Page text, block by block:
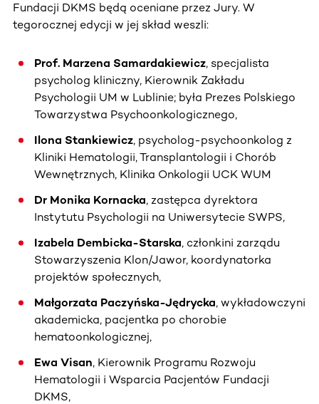
Fundacji DKMS będą oceniane przez Jury. W
tegorocznej edycji w jej skład weszli:
Prof. Marzena Samardakiewicz, specjalista
psycholog kliniczny, Kierownik Zakładu
Psychologii UM w Lublinie; była Prezes Polskiego
Towarzystwa Psychoonkologicznego,
Ilona Stankiewicz, psycholog-psychoonkolog z
Kliniki Hematologii, Transplantologii i Chorób
Wewnętrznych, Klinika Onkologii UCK WUM
Dr Monika Kornacka, zastępca dyrektora
Instytutu Psychologii na Uniwersytecie SWPS,
Izabela Dembicka-Starska, członkini zarządu
Stowarzyszenia Klon/Jawor, koordynatorka
projektów społecznych,
Małgorzata Paczyńska-Jędrycka, wykładowczyni
akademicka, pacjentka po chorobie
hematoonkologicznej,
Ewa Visan, Kierownik Programu Rozwoju
Hematologii i Wsparcia Pacjentów Fundacji
DKMS,